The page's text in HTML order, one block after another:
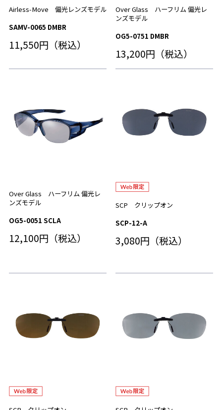
Airless-Move 偏光レンズモデル
SAMV-0065 DMBR
11,550円（税込）
Over Glass ハーフリム 偏光レ
ンズモデル
OG5-0751 DMBR
13,200円（税込）
Over Glass ハーフリム 偏光レ
ンズモデル
OG5-0051 SCLA
12,100円（税込）
SCP クリップオン
SCP-12-A
3,080円（税込）